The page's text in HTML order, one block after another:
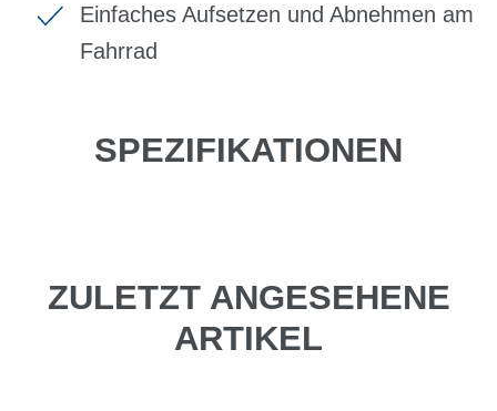
Einfaches Aufsetzen und Abnehmen am
Fahrrad
SPEZIFIKATIONEN
ZULETZT ANGESEHENE
ARTIKEL